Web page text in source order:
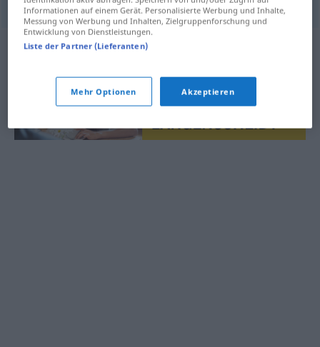
Informationen auf einem Gerät. Personalisierte Werbung und Inhalte,
Messung von Werbung und Inhalten, Zielgruppenforschung und
Entwicklung von Dienstleistungen.
Liste der Partner (Lieferanten)
Mehr Optionen Akzeptieren